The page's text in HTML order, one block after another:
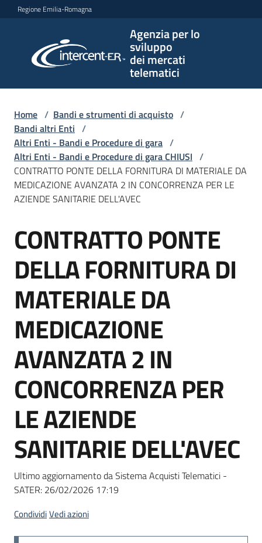
Vai al contenuto
Vai alla navigazione
Vai al footer
Regione Emilia-Romagna
Agenzia per lo
sviluppo
dei mercati
telematici
per lo
sviluppo
telematici
L'Agenzia
e
strumenti
acquisto
Supporto
Piattaforme
telematiche
site
Seguici
Home / Bandi e strumenti di acquisto /
Bandi altri Enti /
Altri Enti - Bandi e Procedure di gara /
Altri Enti - Bandi e Procedure di gara CHIUSI /
CONTRATTO PONTE DELLA FORNITURA DI MATERIALE DA
MEDICAZIONE AVANZATA 2 IN CONCORRENZA PER LE
AZIENDE SANITARIE DELL'AVEC
Salta al contenuto
CONTRATTO PONTE
DELLA FORNITURA DI
MATERIALE DA
MEDICAZIONE
AVANZATA 2 IN
CONCORRENZA PER
LE AZIENDE
SANITARIE DELL'AVEC
Ultimo aggiornamento da Sistema Acquisti Telematici -
SATER: 26/02/2026 17:19
CondividiVedi azioni